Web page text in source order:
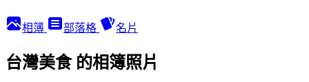
相簿 部落格 名片
台灣美食 的相簿照片